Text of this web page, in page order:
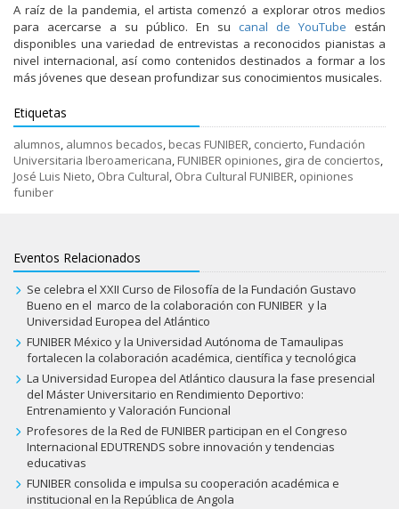
A raíz de la pandemia, el artista comenzó a explorar otros medios
para acercarse a su público. En su canal de YouTube están
disponibles una variedad de entrevistas a reconocidos pianistas a
nivel internacional, así como contenidos destinados a formar a los
más jóvenes que desean profundizar sus conocimientos musicales.
Etiquetas
alumnos, alumnos becados, becas FUNIBER, concierto, Fundación
Universitaria Iberoamericana, FUNIBER opiniones, gira de conciertos,
José Luis Nieto, Obra Cultural, Obra Cultural FUNIBER, opiniones
funiber
Eventos Relacionados
Se celebra el XXII Curso de Filosofía de la Fundación Gustavo
Bueno en el marco de la colaboración con FUNIBER y la
Universidad Europea del Atlántico
FUNIBER México y la Universidad Autónoma de Tamaulipas
fortalecen la colaboración académica, científica y tecnológica
La Universidad Europea del Atlántico clausura la fase presencial
del Máster Universitario en Rendimiento Deportivo:
Entrenamiento y Valoración Funcional
Profesores de la Red de FUNIBER participan en el Congreso
Internacional EDUTRENDS sobre innovación y tendencias
educativas
FUNIBER consolida e impulsa su cooperación académica e
institucional en la República de Angola